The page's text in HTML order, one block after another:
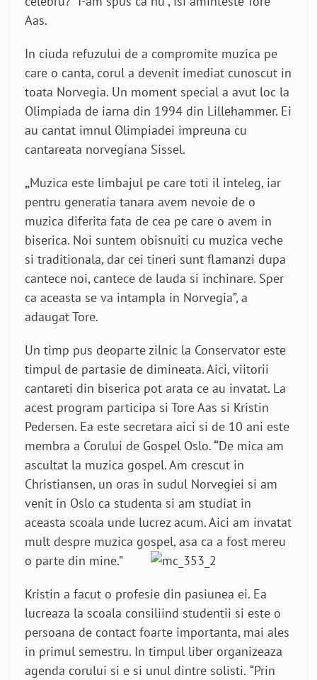
Aas.
In ciuda refuzului de a compromite muzica pe
care o canta, corul a devenit imediat cunoscut in
toata Norvegia. Un moment special a avut loc la
Olimpiada de iarna din 1994 din Lillehammer. Ei
au cantat imnul Olimpiadei impreuna cu
cantareata norvegiana Sissel.
„Muzica este limbajul pe care toti il inteleg, iar
pentru generatia tanara avem nevoie de o
muzica diferita fata de cea pe care o avem in
biserica. Noi suntem obisnuiti cu muzica veche
si traditionala, dar cei tineri sunt flamanzi dupa
cantece noi, cantece de lauda si inchinare. Sper
ca aceasta se va intampla in Norvegia”, a
adaugat Tore.
Un timp pus deoparte zilnic la Conservator este
timpul de partasie de dimineata. Aici, viitorii
cantareti din biserica pot arata ce au invatat. La
acest program participa si Tore Aas si Kristin
Pedersen. Ea este secretara aici si de 10 ani este
membra a Corului de Gospel Oslo.“De mica am
ascultat la muzica gospel. Am crescut in
Christiansen, un oras in sudul Norvegiei si am
venit in Oslo ca studenta si am studiat in
aceasta scoala unde lucrez acum. Aici am invatat
mult despre muzica gospel, asa ca a fost mereu
o parte din mine.”
Kristin a facut o profesie din pasiunea ei. Ea
lucreaza la scoala consiliind studentii si este o
persoana de contact foarte importanta, mai ales
in primul semestru. In timpul liber organizeaza
agenda corului si e si unul dintre solisti. “Prin